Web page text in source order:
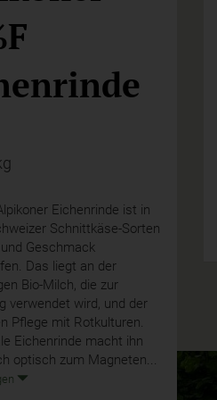
Eichenrinde ist in
Schnittkäse-Sorten
Geschmack
Das liegt an der
Bio-Milch, die zur
verwendet wird, und der
Pflege mit Rotkulturen.
Eichenrinde macht ihn
optisch zum Magneten...